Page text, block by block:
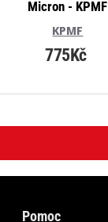
KPMF
Micron - KPMF
775Kč
Pomoc